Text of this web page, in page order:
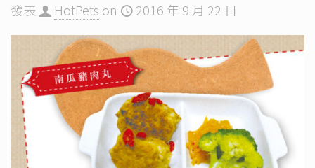
發表 HotPets on 2016 年 9 月 22 日